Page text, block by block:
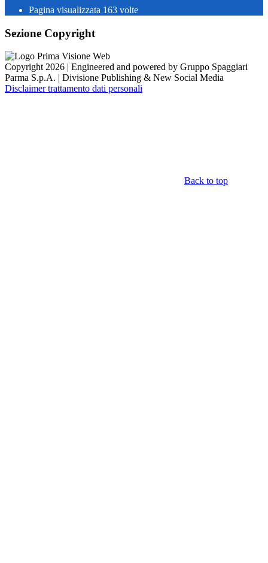
Pagina visualizzata 163 volte
Sezione Copyright
Copyright 2026 | Engineered and powered by Gruppo Spaggiari
Parma S.p.A. | Divisione Publishing & New Social Media
Disclaimer trattamento dati personali
Back to top